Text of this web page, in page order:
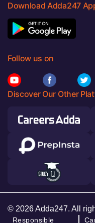
Download Adda247
Follow us on
Discover Our Other
© 2026 Adda247. All
Responsible